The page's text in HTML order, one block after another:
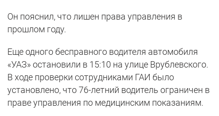
Он пояснил, что лишен права управления в
прошлом году.
Еще одного бесправного водителя автомобиля
«УАЗ» остановили в 15:10 на улице Врублевского.
В ходе проверки сотрудниками ГАИ было
установлено, что 76-летний водитель ограничен в
праве управления по медицинским показаниям.